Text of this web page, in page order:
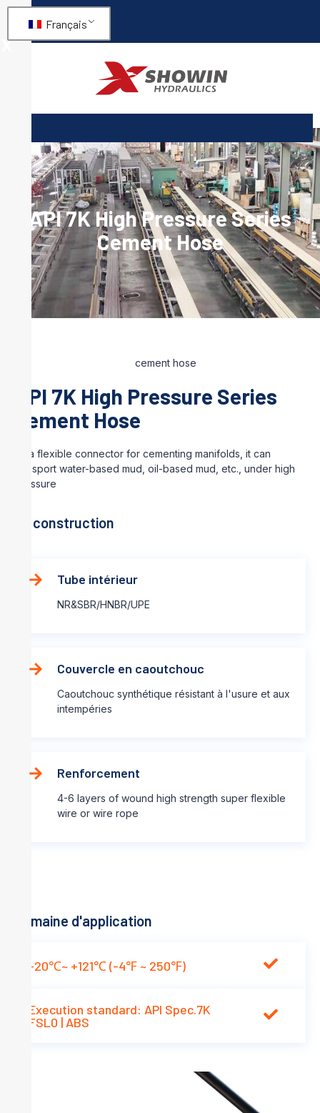
Français
X
API 7K High Pressure Series
Cement Hose
Domaine d'application
-20℃~ +121℃ (-4℉ ~ 250℉)
Execution standard: API Spec.7K
FSL0 | ABS
API 7K High Pressure Series
Cement Hose
As a flexible connector for cementing manifolds, it can
transport water-based mud, oil-based mud, etc., under high
pressure
La construction
Tube intérieur
NR&SBR/HNBR/UPE
Couvercle en caoutchouc
Caoutchouc synthétique résistant à l'usure et aux
intempéries
Renforcement
4-6 layers of wound high strength super flexible
wire or wire rope